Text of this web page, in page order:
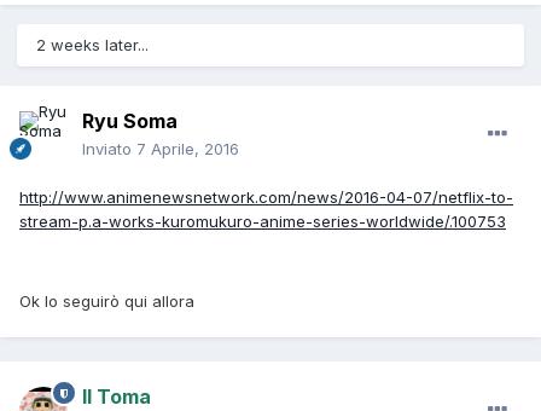
2 weeks later...
Ryu Soma
Inviato 7 Aprile, 2016
http://www.animenewsnetwork.com/news/2016-04-07/netflix-to-
stream-p.a-works-kuromukuro-anime-series-worldwide/.100753
Ok lo seguirò qui allora
Il Toma